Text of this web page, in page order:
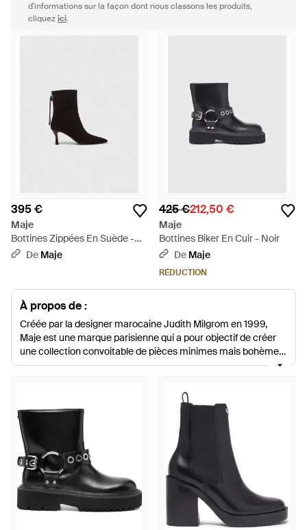
d'informations sur la façon dont nous classons les produits,
cliquezici.
395 €
Maje
Bottines Zippées En Suède -
Blanc
De Maje
425 €212,50 €
Maje
Bottines Biker En Cuir - Noir
De Maje
RÉDUCTION
À propos de :
Créée par la designer marocaine Judith Milgrom en 1999,
Maje est une marque parisienne qui a pour objectif de créer
une collection convoitable de pièces minimes mais bohème
chic qui deviendront des pièces incontournables pour la
créations de Maje ont été vues sur Marion Cotillard et
Vanessa Paradis. Découvrez la collection de bottes Maje,
avec des bottines simples à franges détaillées sur les genoux
pour une touche parisienne chic sur les modèles de
chaussures classiques.